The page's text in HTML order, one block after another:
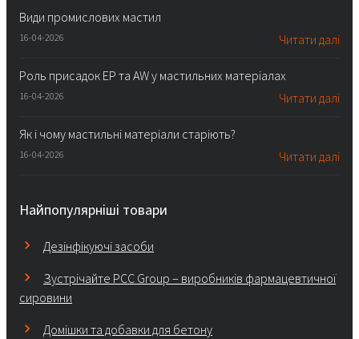
Види промислових мастил
16-04-2026 Читати далі
Роль присадок EP та AW у мастильних матеріалах
16-04-2026 Читати далі
Як і чому мастильні матеріали старіють?
16-04-2026 Читати далі
Найпопулярніші товари
Дезінфікуючі засоби
Зустрічайте PCC Group – виробників фармацевтичної
сировини
Домішки та добавки для бетону